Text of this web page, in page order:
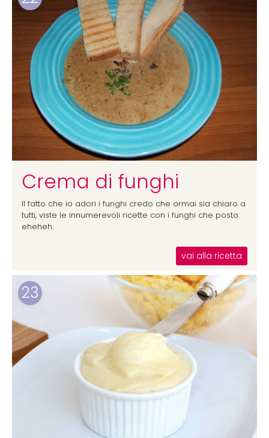
Crema di funghi
Il fatto che io adori i funghi credo che ormai sia chiaro a
tutti, viste le innumerevoli ricette con i funghi che posto
eheheh.
vai alla ricetta
23